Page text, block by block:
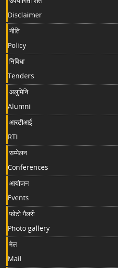
Disclaimer
नीति
Policy
निविधा
Tenders
अलुमिनि
Alumni
आरटीआई
RTI
सम्मेलन
Conferences
आयोजन
Events
फोटो गैलरी
Photo gallery
मेल
Mail